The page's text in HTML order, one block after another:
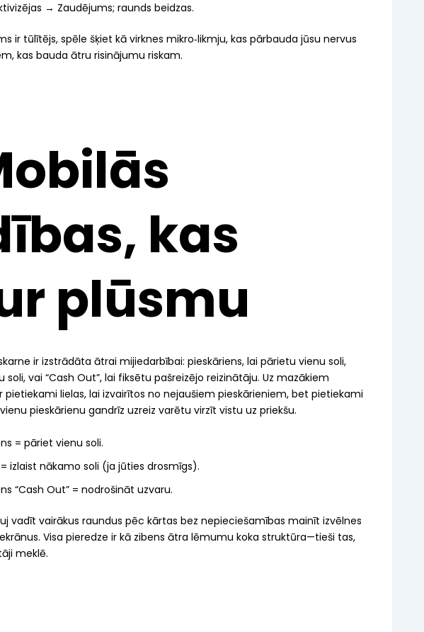
→ Zaudējums; raunds beidzas.
ir tūlītējs, spēle šķiet kā virknes mikro‑likmju, kas pārbauda jūsu nervus
kas bauda ātru risinājumu riskam.
kas
plūsmu
ir izstrādāta ātrai mijiedarbībai: pieskāriens, lai pārietu vienu soli,
soli, vai “Cash Out”, lai fiksētu pašreizējo reizinātāju. Uz mazākiem
pietiekami lielas, lai izvairītos no nejaušiem pieskārieniem, bet pietiekami
pieskārienu gandrīz uzreiz varētu virzīt vistu uz priekšu.
= pāriet vienu soli.
izlaist nākamo soli (ja jūties drosmīgs).
“Cash Out” = nodrošināt uzvaru.
vadīt vairākus raundus pēc kārtas bez nepieciešamības mainīt izvēlnes
Visa pieredze ir kā zibens ātra lēmumu koka struktūra—tieši tas,
meklē.